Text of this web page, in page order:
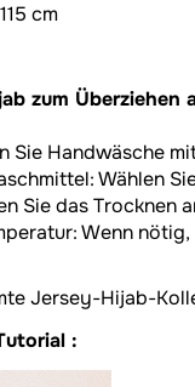
cm
zum Überziehen
Sie Handwäsche
Wählen
Sie das Trocknen
Wenn
Jersey-Hijab-
: